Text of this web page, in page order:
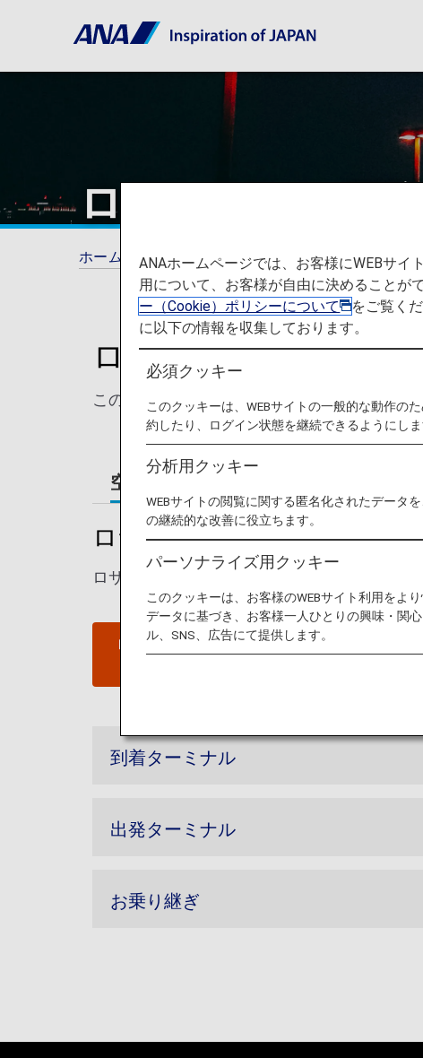
ロサンゼルス国際
ホーム ご旅行の準備 空港と都市に関する情
ロサンゼルス国際空
このページでは、ロサンゼルス国際空港から
空港ガイド
ロサンゼルス国際空港ガイ
ロサンゼルス国際空港の発着ターミナルマッ
ロサンゼルス国際空港ウェブ
到着ターミナル
出発ターミナル
お乗り継ぎ
ANAホームページでは、お客様にWEBサ
用について、お客様が自由に決めることが
ー（Cookie）ポリシーについて
をご覧く
に以下の情報を収集しております。
必須クッキー
このクッキーは、WEBサイトの一般的な動作の
約したり、ログイン状態を継続できるようにしま
分析用クッキー
WEBサイトの閲覧に関する匿名化されたデータ
の継続的な改善に役立ちます。
パーソナライズ用クッキー
このクッキーは、お客様のWEBサイト利用をよ
データに基づき、お客様一人ひとりの興味・関
ル、SNS、広告にて提供します。